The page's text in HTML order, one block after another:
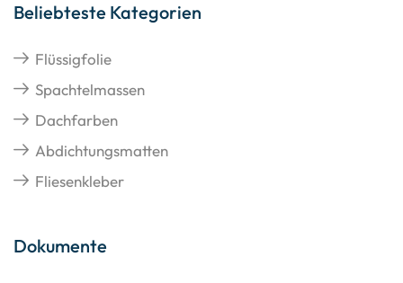
Beliebteste Kategorien
Flüssigfolie
Spachtelmassen
Dachfarben
Abdichtungsmatten
Fliesenkleber
Dokumente